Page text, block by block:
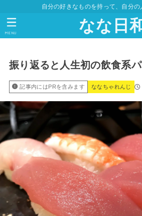
自分の好きなものを持って、自分の
なな日
MENU
振り返ると人生初の飲食系パ
記事内にはPRを含みます ななちゃれんじ